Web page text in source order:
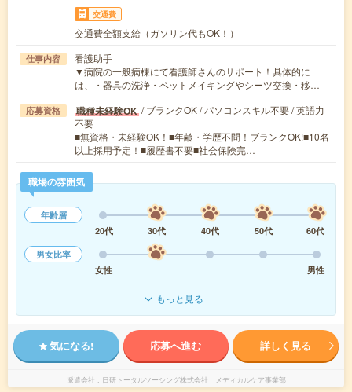
交通費
交通費全額支給（ガソリン代もOK！）
仕事内容
看護助手
▼病院の一般病棟にて看護師さんのサポート！具体的に
は、・器具の洗浄・ベットメイキングやシーツ交換・移…
応募資格 職種未経験OK / ブランクOK / パソコンスキル不要 / 英語力
不要
■無資格・未経験OK！■年齢・学歴不問！ブランクOK!■10名
以上採用予定！■履歴書不要■社会保険完…
職場の雰囲気
年齢層
20代
30代 40代 50代
60代
男女比率
女性
男性
もっと見る
気になる! 応募へ進む 詳しく見る
派遣会社 日研トータルソーシング株式会社 メディカルケア事業部